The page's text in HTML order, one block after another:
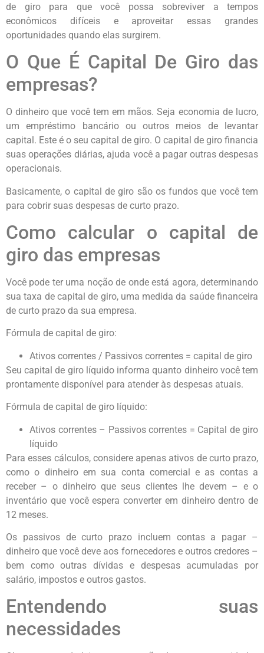
de giro para que você possa sobreviver a tempos
econômicos difíceis e aproveitar essas grandes
oportunidades quando elas surgirem.
O Que É Capital De Giro das
empresas?
O dinheiro que você tem em mãos. Seja economia de lucro,
um empréstimo bancário ou outros meios de levantar
capital. Este é o seu capital de giro. O capital de giro financia
suas operações diárias, ajuda você a pagar outras despesas
operacionais.
Basicamente, o capital de giro são os fundos que você tem
para cobrir suas despesas de curto prazo.
Como calcular o capital de
giro das empresas
Você pode ter uma noção de onde está agora, determinando
sua taxa de capital de giro, uma medida da saúde financeira
de curto prazo da sua empresa.
Fórmula de capital de giro:
Ativos correntes / Passivos correntes = capital de giro
Seu capital de giro líquido informa quanto dinheiro você tem
prontamente disponível para atender às despesas atuais.
Fórmula de capital de giro líquido:
Ativos correntes – Passivos correntes = Capital de giro
líquido
Para esses cálculos, considere apenas ativos de curto prazo,
como o dinheiro em sua conta comercial e as contas a
receber – o dinheiro que seus clientes lhe devem – e o
inventário que você espera converter em dinheiro dentro de
12 meses.
Os passivos de curto prazo incluem contas a pagar –
dinheiro que você deve aos fornecedores e outros credores –
bem como outras dívidas e despesas acumuladas por
salário, impostos e outros gastos.
Entendendo suas
necessidades